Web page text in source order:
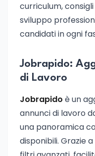
curriculum,
sviluppo
candidati in ogni
Jobrapido:
di Lavoro
Jobrapido è un
annunci di lavoro
una panoramica
disponibili. Grazie